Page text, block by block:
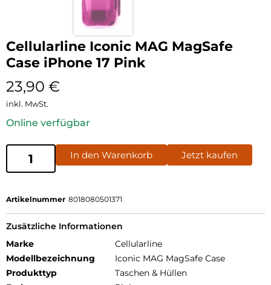
Cellularline Iconic MAG MagSafe
Case iPhone 17 Pink
23,90 €
inkl. MwSt.
Online verfügbar
In den Warenkorb Jetzt kaufen
Artikelnummer 8018080501371
Zusätzliche Informationen
Marke
Cellularline
Modellbezeichnung
Iconic MAG MagSafe Case
Produkttyp
Taschen & Hüllen